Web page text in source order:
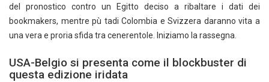
del pronostico contro un Egitto deciso a ribaltare i dati dei
bookmakers, mentre pù tadi Colombia e Svizzera daranno vita a
una vera e proria sfida tra cenerentole. Iniziamo la rassegna.
USA-Belgio si presenta come il blockbuster di
questa edizione iridata